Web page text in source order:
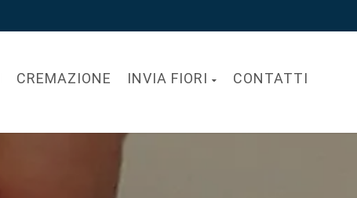
CREMAZIONE INVIA FIORI CONTATTI